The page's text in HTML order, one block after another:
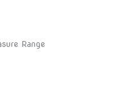
Range